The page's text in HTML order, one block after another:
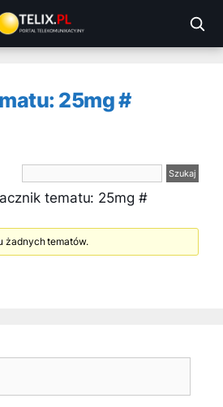
25mg #
tematu: 25mg #
żadnych tematów.